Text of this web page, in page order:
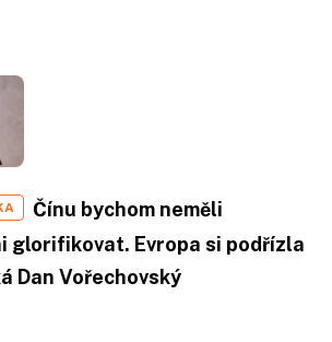
Čínu bychom neměli
glorifikovat. Evropa si podřízla
Dan Vořechovský